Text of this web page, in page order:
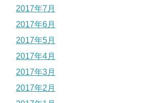
2017年7月
2017年6月
2017年5月
2017年4月
2017年3月
2017年2月